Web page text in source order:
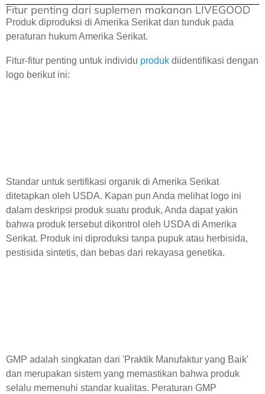
Fitur penting dari suplemen makanan LIVEGOOD
Produk diproduksi di Amerika Serikat dan tunduk pada
peraturan hukum Amerika Serikat.
Fitur-fitur penting untuk individu produk diidentifikasi dengan
logo berikut ini:
Standar untuk sertifikasi organik di Amerika Serikat
ditetapkan oleh USDA. Kapan pun Anda melihat logo ini
dalam deskripsi produk suatu produk, Anda dapat yakin
bahwa produk tersebut dikontrol oleh USDA di Amerika
Serikat. Produk ini diproduksi tanpa pupuk atau herbisida,
pestisida sintetis, dan bebas dari rekayasa genetika.
GMP adalah singkatan dari 'Praktik Manufaktur yang Baik'
dan merupakan sistem yang memastikan bahwa produk
selalu memenuhi standar kualitas. Peraturan GMP